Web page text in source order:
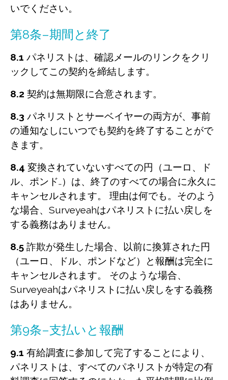
いでください。
第8条–期間と終了
8.1 パネリストは、確認メールのリンクをクリ
ックしてこの契約を締結します。
8.2 契約は無期限に合意されます。
8.3 パネリストとサーベイヤーの両方が、事前
の通知なしにいつでも契約を終了することがで
きます。
8.4 変換されていないすべての円（ユーロ、ド
ル、ポンド..）は、終了のすべての場合に永久に
キャンセルされます。 理由は何でも。そのよう
な場合、Surveyeahはパネリストに払い戻しを
する義務はありません。
8.5 詐欺が発生した場合、以前に換算された円
（ユーロ、ドル、ポンドなど）と報酬は完全に
キャンセルされます。 そのような場合、
Surveyeahはパネリストに払い戻しをする義務
はありません。
第9条–支払いと報酬
9.1 有給調査に参加して完了することにより、
パネリストは、すべてのパネリストが特定の有